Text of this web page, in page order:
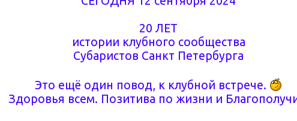
20 ЛЕТ
истории клубного сообщества
Субаристов Санкт Петербурга
Это ещё один повод, к клубной встрече.
Здоровья всем. Позитива по жизни и